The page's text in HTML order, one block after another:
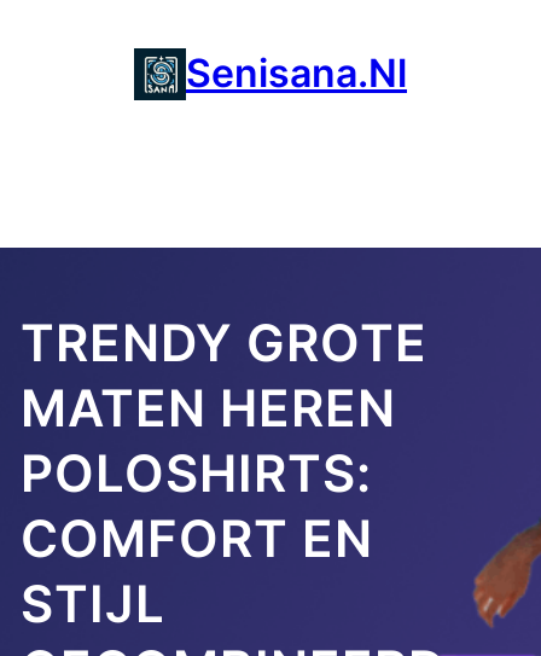
Senisana.nl
TRENDY GROTE
MATEN HEREN
POLOSHIRTS:
COMFORT EN
STIJL